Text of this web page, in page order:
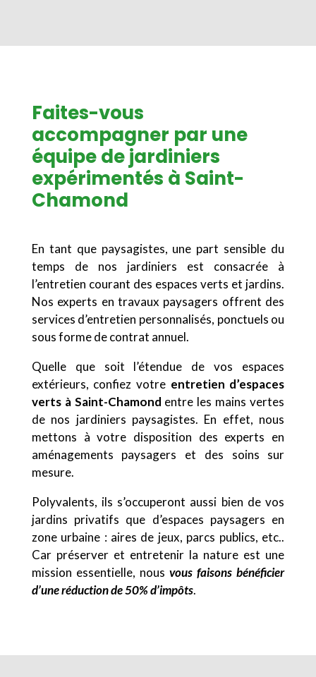
Faites-vous
accompagner par une
équipe de jardiniers
expérimentés à Saint-
Chamond
En tant que paysagistes, une part sensible du
temps de nos jardiniers est consacrée à
l’entretien courant des espaces verts et jardins.
Nos experts en travaux paysagers offrent des
services d’entretien personnalisés, ponctuels ou
sous forme de contrat annuel.
Quelle que soit l’étendue de vos espaces
extérieurs, confiez votre entretien d’espaces
verts à Saint-Chamond entre les mains vertes
de nos jardiniers paysagistes. En effet, nous
mettons à votre disposition des experts en
aménagements paysagers et des soins sur
mesure.
Polyvalents, ils s’occuperont aussi bien de vos
jardins privatifs que d’espaces paysagers en
zone urbaine : aires de jeux, parcs publics, etc..
Car préserver et entretenir la nature est une
mission essentielle, nousvous faisons bénéficier
d’une réduction de 50% d’impôts.